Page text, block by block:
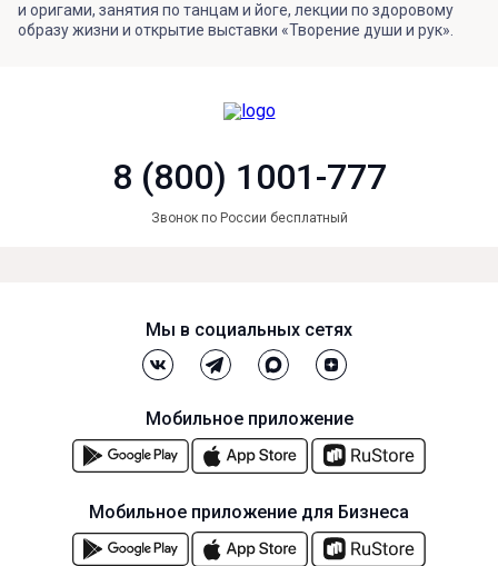
и оригами, занятия по танцам и йоге, лекции по здоровому
образу жизни и открытие выставки «Творение души и рук».
8 (800) 1001-777
Звонок по России бесплатный
Мы в социальных сетях
Мобильное приложение
Мобильное приложение для Бизнеса